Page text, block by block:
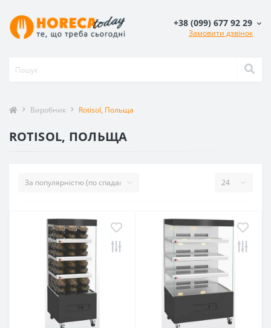
+38 (099) 677 92 29
Замовити дзвінок
Виробник Rotisol, Польща
ROTISOL, ПОЛЬЩА